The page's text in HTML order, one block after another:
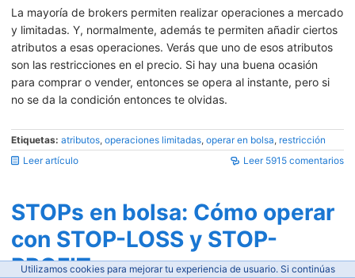
La mayoría de brokers permiten realizar operaciones a mercado
y limitadas. Y, normalmente, además te permiten añadir ciertos
atributos a esas operaciones. Verás que uno de esos atributos
son las restricciones en el precio. Si hay una buena ocasión
para comprar o vender, entonces se opera al instante, pero si
no se da la condición entonces te olvidas.
Etiquetas: atributos operaciones limitadas operar en bolsa restricción
Leer artículo
Leer 5915 comentarios
STOPs en bolsa: Cómo operar
con STOP-LOSS y STOP-
PROFIT
Utilizamos cookies para mejorar tu experiencia de usuario. Si continúas